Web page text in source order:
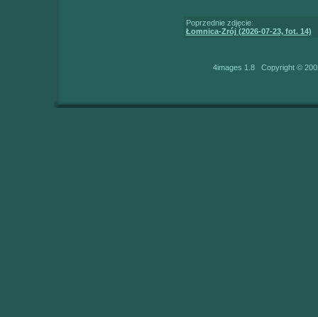
Poprzednie zdjęcie:
Łomnica-Zrój (2026-07-23, fot. 14)
4images 1.8 Copyright ©